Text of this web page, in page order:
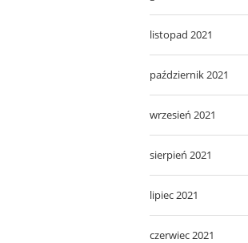
listopad 2021
październik 2021
wrzesień 2021
sierpień 2021
lipiec 2021
czerwiec 2021